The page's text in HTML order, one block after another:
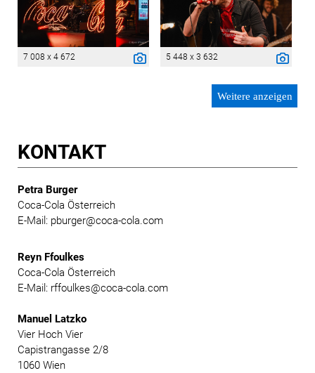
7 008 x 4 672 5 448 x 3 632
Weitere anzeigen
KONTAKT
Petra Burger
Coca-Cola Österreich
E-Mail: pburger@coca-cola.com
Reyn Ffoulkes
Coca-Cola Österreich
E-Mail: rffoulkes@coca-cola.com
Manuel Latzko
Vier Hoch Vier
Capistrangasse 2/8
1060 Wien